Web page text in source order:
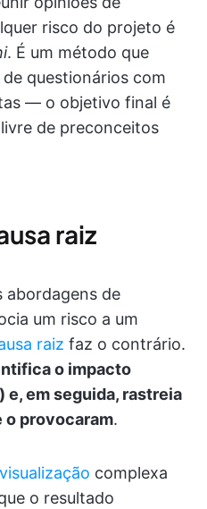
risco do projeto é
. É um método que
questionários com
— o objetivo final é
de preconceitos
raiz
abordagens de
um risco a um
raiz faz o contrário.
o impacto
em seguida, rastreia
o provocaram.
complexa
o resultado